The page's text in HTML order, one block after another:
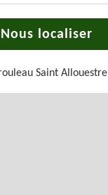
Nous localiser
Saint Allouestre